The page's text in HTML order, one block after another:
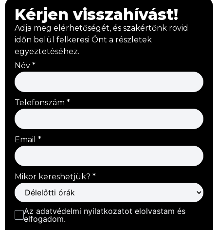
Kérjen visszahívást!
Adja meg elérhetőségét, és szakértőnk rövid
időn belül felkeresi Önt a részletek
egyeztetéséhez.
Név *
Telefonszám *
Email *
Mikor kereshetjük? *
Az adatvédelmi nyilatkozatot elolvastam és
elfogadom.